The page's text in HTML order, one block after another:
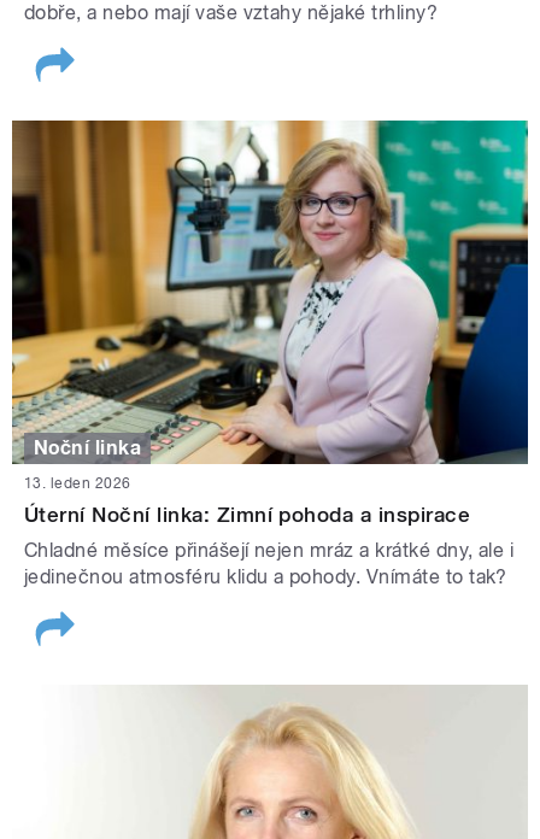
dobře, a nebo mají vaše vztahy nějaké trhliny?
Noční linka
13. leden 2026
Úterní Noční linka: Zimní pohoda a inspirace
Chladné měsíce přinášejí nejen mráz a krátké dny, ale i
jedinečnou atmosféru klidu a pohody. Vnímáte to tak?